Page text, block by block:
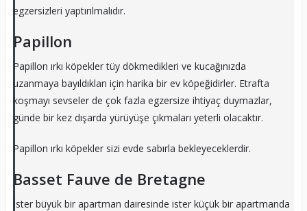
egzersizleri yaptırılmalıdır.
Papillon
Papillon ırkı köpekler tüy dökmedikleri ve kucağınızda
uzanmaya bayıldıkları için harika bir ev köpeğidirler. Etrafta
koşmayı sevseler de çok fazla egzersize ihtiyaç duymazlar,
günde bir kez dışarda yürüyüşe çıkmaları yeterli olacaktır.
Papillon ırkı köpekler sizi evde sabırla bekleyeceklerdir.
Basset Fauve de Bretagne
İster büyük bir apartman dairesinde ister küçük bir apartmanda